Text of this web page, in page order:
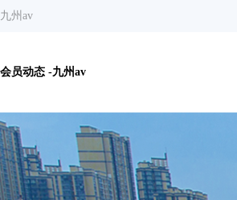
九州av
会员动态 -九州av